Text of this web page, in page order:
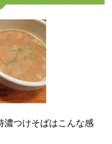
濃つけそばはこんな感